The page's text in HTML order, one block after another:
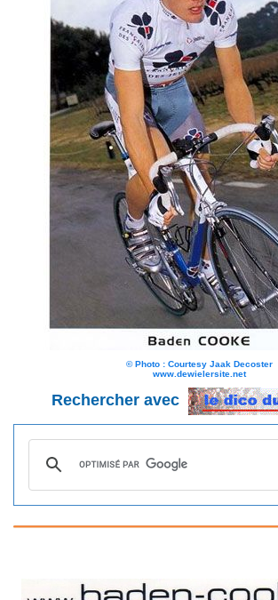
© Photo : Courtesy Jaak Decoster
www.dewielersite.net
Rechercher avec